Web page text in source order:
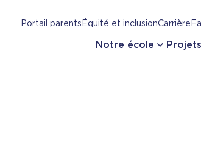
Portail parentsÉquité et inclusionCarrière
Notre école